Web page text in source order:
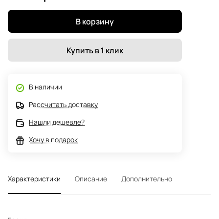
В корзину
Купить в 1 клик
В наличии
Рассчитать доставку
Нашли дешевле?
Хочу в подарок
Характеристики Описание Дополнительно